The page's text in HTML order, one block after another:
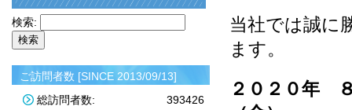
検索:
ご訪問者数 [SINCE 2013/09/13]
393426
総訪問者数:
当社では誠に
ます。
２０２０年